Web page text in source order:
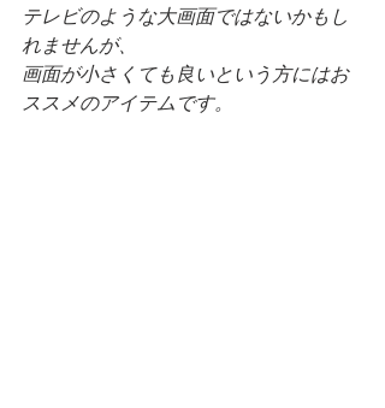
テレビのような大画面ではないかもし
れませんが、
画面が小さくても良いという方にはお
ススメのアイテムです。